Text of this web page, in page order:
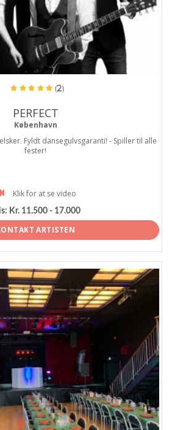
(2)
PERFECT
København
Fyldt dansegulvsgaranti! - Spiller til alle
fester!
Klik for at se video
Kr. 11.500 - 17.000
ARTISTEN